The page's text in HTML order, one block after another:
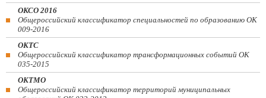
ОКСО 2016
Общероссийский классификатор специальностей по образованию ОК
009-2016
ОКТС
Общероссийский классификатор трансформационных событий ОК
035-2015
ОКТМО
Общероссийский классификатор территорий муниципальных